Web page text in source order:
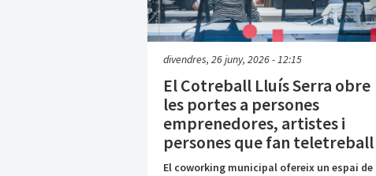
divendres, 26 juny, 2026 - 12:15
El Cotreball Lluís Serra obre
les portes a persones
emprenedores, artistes i
persones que fan teletreball
El coworking municipal ofereix un espai de